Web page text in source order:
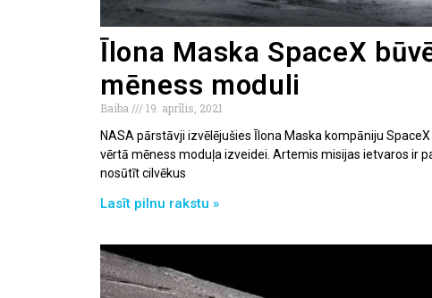
Īlona Maska SpaceX
mēness moduli
Baiba
19. aprīlis, 2021
NASA pārstāvji izvēlējušies Īlona Maska kompāniju
vērtā mēness moduļa izveidei. Artemis misijas ietvaros ir
nosūtīt cilvēkus
Lasīt pilnu rakstu »